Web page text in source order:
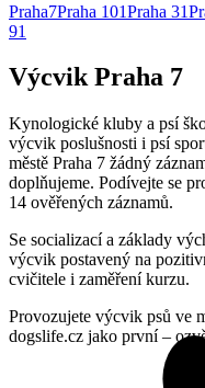
Praha7Praha 101Praha 31
91
Výcvik Praha 7
Kynologické kluby a psí
výcvik poslušnosti i psí
městě Praha 7 žádný
doplňujeme. Podívejte se
14 ověřených záznamů.
Se socializací a základy
výcvik postavený na
cvičitele i zaměření kurzu.
Provozujete výcvik psů ve
dogslife.cz jako první –